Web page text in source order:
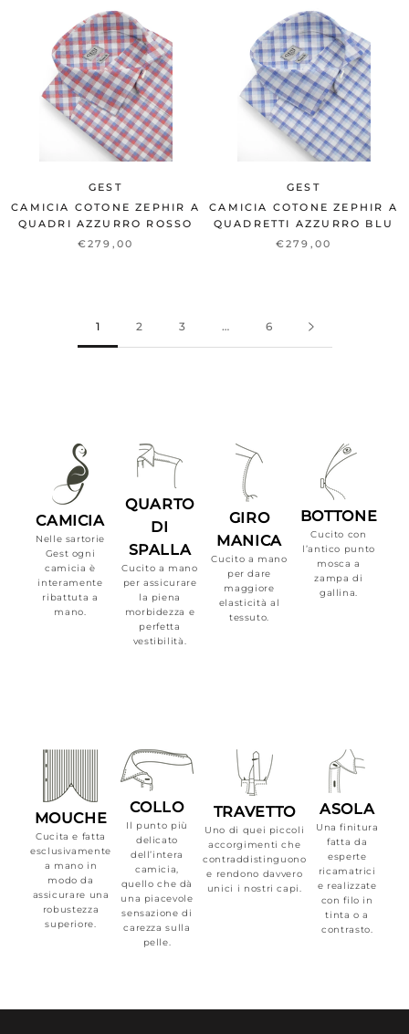
GEST
CAMICIA COTONE ZEPHIR A
QUADRI AZZURRO ROSSO
€279,00
GEST
CAMICIA COTONE ZEPHIR A
QUADRETTI AZZURRO BLU
€279,00
1 2 3 … 6
CAMICIA
Nelle sartorie
Gest ogni
camicia è
interamente
ribattuta a
mano.
QUARTO
DI
SPALLA
Cucito a mano
per assicurare
la piena
morbidezza e
perfetta
vestibilità.
GIRO
MANICA
Cucito a mano
per dare
maggiore
elasticità al
tessuto.
BOTTONE
Cucito con
l’antico punto
mosca a
zampa di
gallina.
MOUCHE
Cucita e fatta
esclusivamente
a mano in
modo da
assicurare una
robustezza
superiore.
COLLO
Il punto più
delicato
dell’intera
camicia,
quello che dà
una piacevole
sensazione di
carezza sulla
pelle.
TRAVETTO
Uno di quei piccoli
accorgimenti che
contraddistinguono
e rendono davvero
unici i nostri capi.
ASOLA
Una finitura
fatta da
esperte
ricamatrici
e realizzate
con filo in
tinta o a
contrasto.